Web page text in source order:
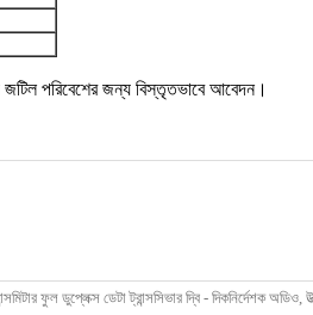
জটিল পরিবেশের জন্য বিস্তৃতভাবে আবেদন।